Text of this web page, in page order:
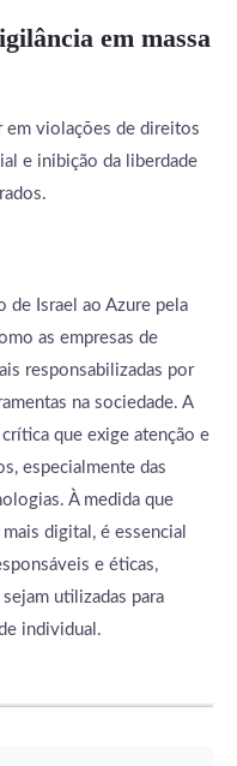
em massa
em violações de direitos
e inibição da liberdade
de Israel ao Azure pela
as empresas de
responsabilizadas por
na sociedade. A
que exige atenção e
especialmente das
À medida que
digital, é essencial
e éticas,
utilizadas para
individual.